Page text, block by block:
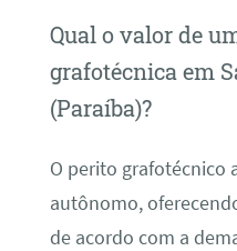
Qual o valor de
grafotécnica em
(Paraíba)?
O perito grafotécnico
autônomo,
de acordo com a